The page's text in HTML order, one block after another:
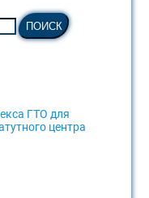
ГТО для
центра